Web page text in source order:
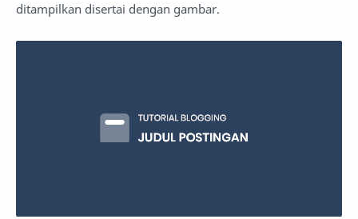
ditampilkan disertai dengan gambar.